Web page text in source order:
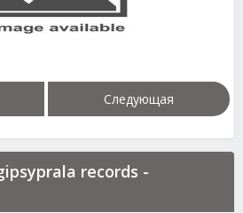
Следующая
records -